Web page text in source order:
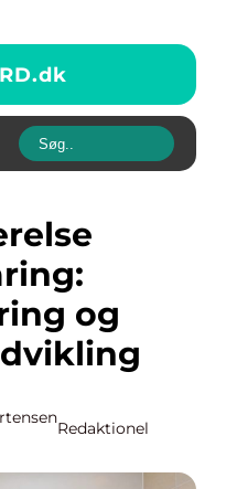
dk
og
Redaktionel